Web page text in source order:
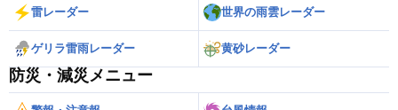
雷レーダー 世界の雨雲レーダー
ゲリラ雷雨レーダー 黄砂レーダー
防災・減災メニュー